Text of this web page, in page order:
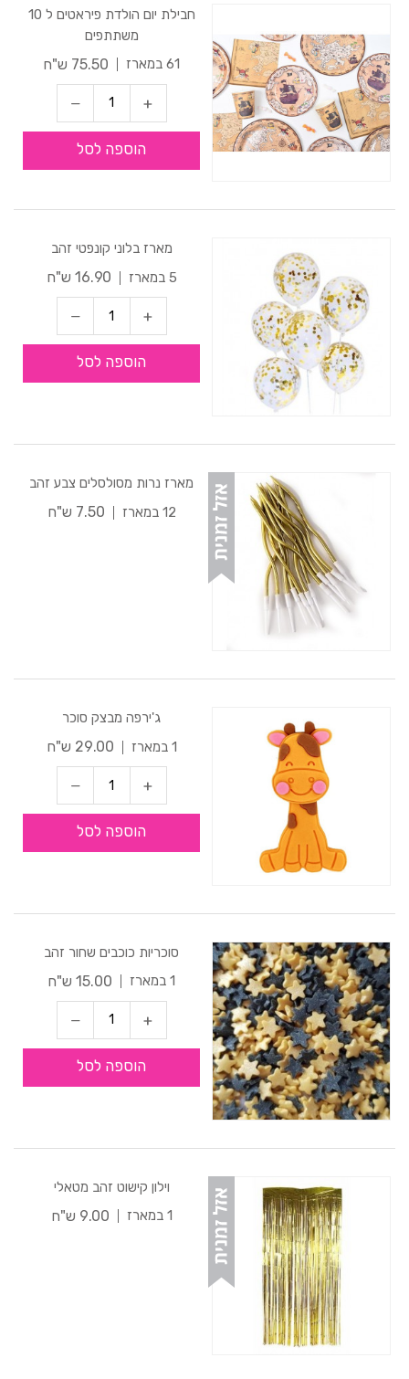
חבילת יום הולדת פיראטים ל 10
משתתפים
61 במארז
75.50 ש"ח
הוספה לסל
מארז בלוני קונפטי זהב
5 במארז
16.90 ש"ח
הוספה לסל
מארז נרות מסולסלים צבע זהב
12 במארז
7.50 ש"ח
ג'ירפה מבצק סוכר
1 במארז
29.00 ש"ח
הוספה לסל
סוכריות כוכבים שחור זהב
1 במארז
15.00 ש"ח
הוספה לסל
וילון קישוט זהב מטאלי
1 במארז
9.00 ש"ח